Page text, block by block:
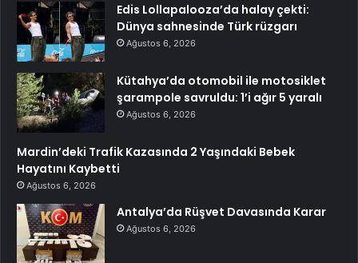
Edis Lollapalooza’da halay çekti:
Dünya sahnesinde Türk rüzgarı
Ağustos 6, 2026
Kütahya’da otomobil ile motosiklet
şarampole savruldu: 1’i ağır 5 yaralı
Ağustos 6, 2026
Mardin’deki Trafik Kazasında 2 Yaşındaki Bebek
Hayatını Kaybetti
Ağustos 6, 2026
Antalya’da Rüşvet Davasında Karar
Ağustos 6, 2026